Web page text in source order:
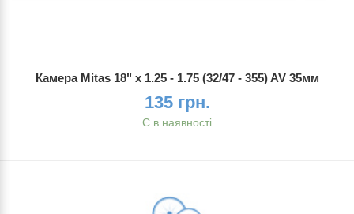
Камера Mitas 18" x 1.25 - 1.75 (32/47 - 355) AV 35мм
135 грн.
Є в наявності